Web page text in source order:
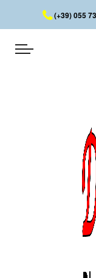
(+39) 055
LABRET